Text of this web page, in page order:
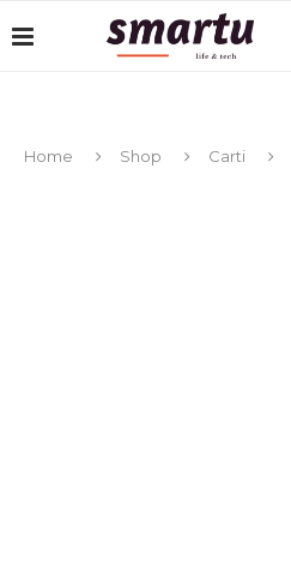
Home Shop Carti